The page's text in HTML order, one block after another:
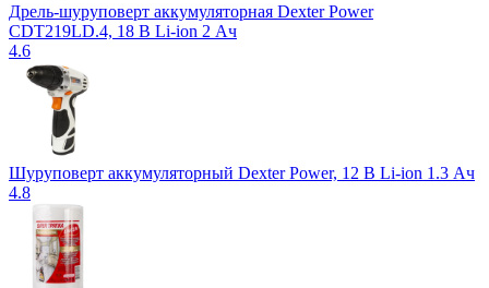
Дрель-шуруповерт аккумуляторная Dexter Power
CDT219LD.4, 18 В Li-ion 2 Ач
4.6
Шуруповерт аккумуляторный Dexter Power, 12 В Li-ion 1.3 Ач
4.8